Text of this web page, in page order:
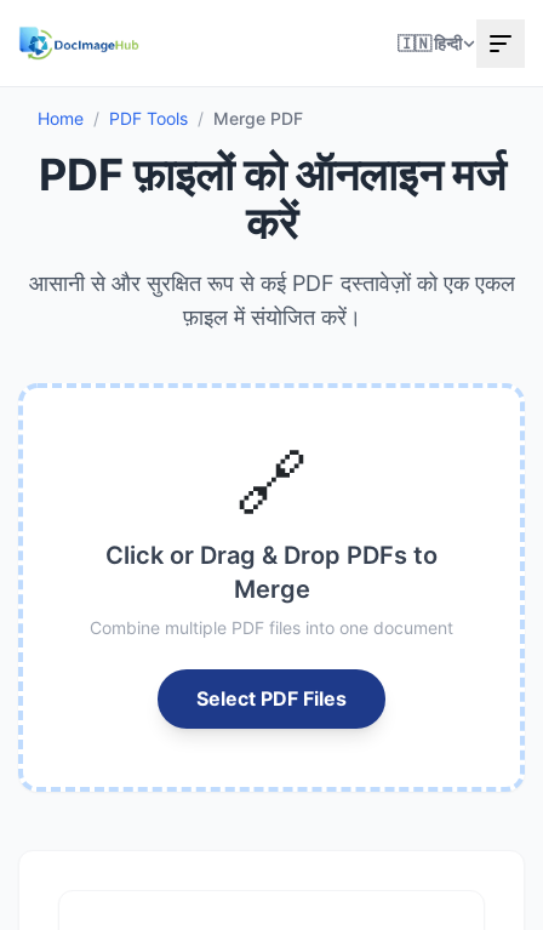
🇮🇳 हिन्दी
Home / PDF Tools / Merge PDF
PDF फ़ाइलों को ऑनलाइन मर्ज
करें
आसानी से और सुरक्षित रूप से कई PDF दस्तावेज़ों को एक एकल
फ़ाइल में संयोजित करें।
🔗
Click or Drag & Drop PDFs to
Merge
Combine multiple PDF files into one document
Select PDF Files